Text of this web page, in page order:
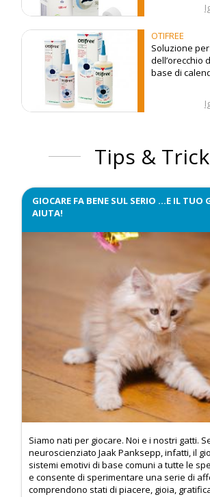
OTIFREE
Soluzione
dell’orecchio
base di
propilenico
Tips &
GIOCARE FA BENE SUL SERIO …E IL TUO
AIUTA!
Siamo nati per giocare. Noi e i nostri gatti.
neuroscienziato Jaak Panksepp, infatti, il
sistemi emotivi di base comuni a tutte le
e consente di sperimentare una serie di
comprendono stati di piacere, gioia,